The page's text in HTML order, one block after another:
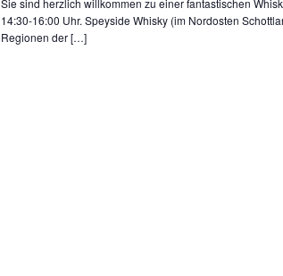
Sie sind herzlich willkommen zu einer fantastischen
14:30-16:00 Uhr. Speyside Whisky (im Nordosten
Regionen der […]